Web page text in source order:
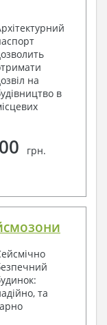
на
в
грн.
та